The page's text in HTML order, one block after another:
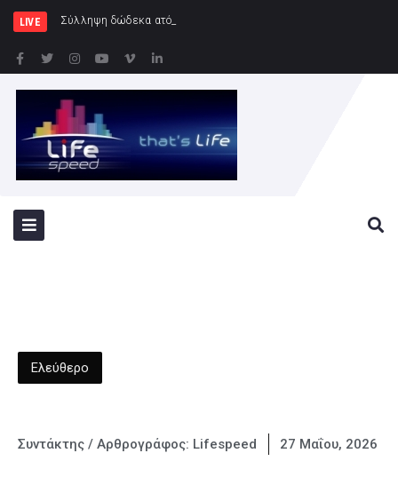
LIVE Σύλληψη δώδεκα ατόμων κατά τη διάρκεια
Ελεύθερο
Συντάκτης / Αρθρογράφος: Lifespeed 27 Μαΐου, 2026